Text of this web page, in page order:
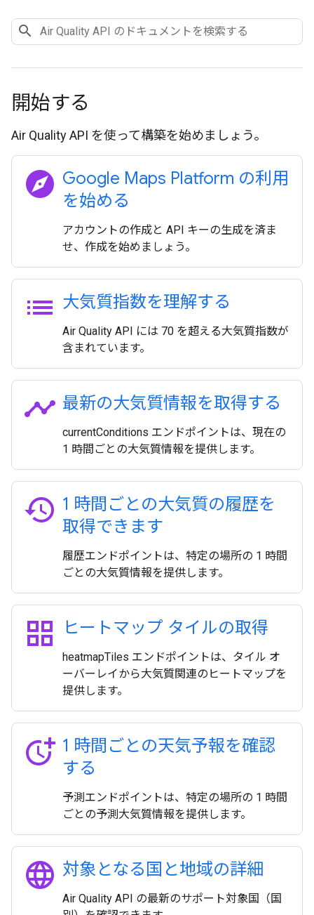
開始する
Air Quality API を使って構築を始めましょう。
explore Google Maps Platform の利用
を始める
アカウントの作成と API キーの生成を済ま
せ、作成を始めましょう。
list 大気質指数を理解する
Air Quality API には 70 を超える大気質指数が
含まれています。
timeline 最新の大気質情報を取得する
currentConditions エンドポイントは、現在の
1 時間ごとの大気質情報を提供します。
history 1 時間ごとの大気質の履歴を
取得できます
履歴エンドポイントは、特定の場所の 1 時間
ごとの大気質情報を提供します。
grid_view ヒートマップ タイルの取得
heatmapTiles エンドポイントは、タイル オ
ーバーレイから大気質関連のヒートマップを
提供します。
more_time 1 時間ごとの天気予報を確認
する
予測エンドポイントは、特定の場所の 1 時間
ごとの予測大気質情報を提供します。
language 対象となる国と地域の詳細
Air Quality API の最新のサポート対象国（国